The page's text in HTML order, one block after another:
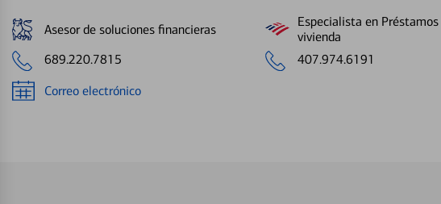
Asesor de soluciones financieras
689.220.7815
Correo electrónico
Especialista en Préstamos
vivienda
407.974.6191